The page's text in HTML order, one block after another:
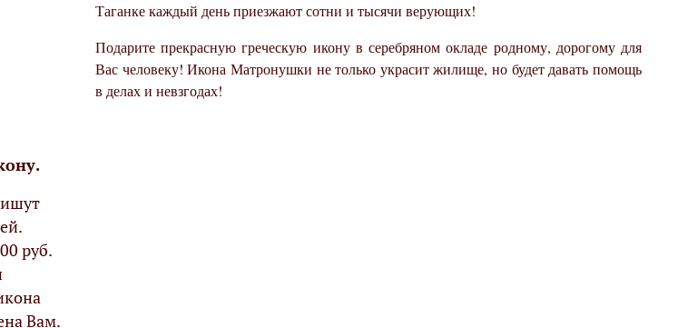
Таганке каждый день приезжают сотни и тысячи верующих!
Подарите прекрасную греческую икону в серебряном окладе родному, дорогому для
Вас человеку! Икона Матронушки не только украсит жилище, но будет давать помощь
в делах и невзгодах!
руб.
Вам.